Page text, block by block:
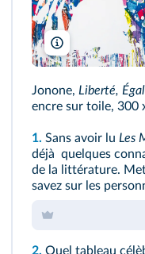
Bruno Pellarin/
Jonone, Liberté,
encre sur toile, 300
1. Sans avoir lu Les
déjà quelques
de la littérature.
savez sur les
2. Quel tableau